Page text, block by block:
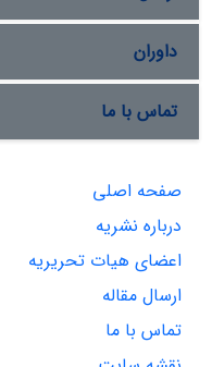
داوران
تماس با ما
صفحه اصلی
درباره نشریه
اعضای هیات تحریریه
ارسال مقاله
تماس با ما